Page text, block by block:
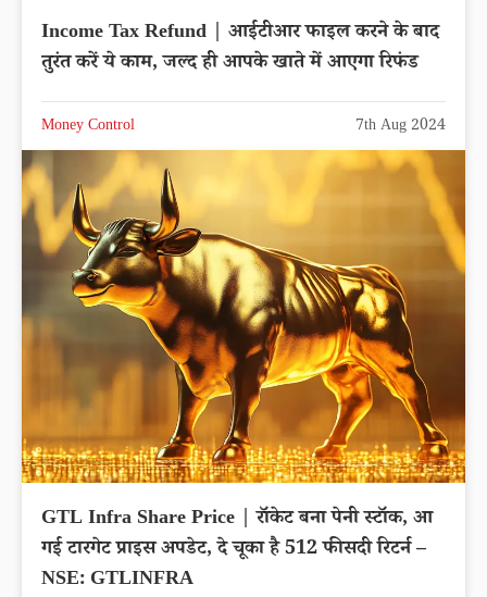
Income Tax Refund | आईटीआर फाइल करने के बाद
तुरंत करें ये काम, जल्द ही आपके खाते में आएगा रिफंड
Money Control 7th Aug 2024
GTL Infra Share Price | रॉकेट बना पेनी स्टॉक, आ
गई टारगेट प्राइस अपडेट, दे चूका है 512 फीसदी रिटर्न –
NSE: GTLINFRA